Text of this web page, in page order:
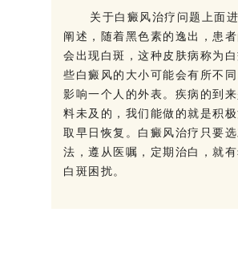
关于白癜风治疗问题上面进
阐述，随着黑色素的逸出，患
会出现白斑，这种皮肤病称为
些白癜风的大小可能会有所不
影响一个人的外表。疾病的到
料未及的，我们能做的就是积
取早日恢复。白癜风治疗只要
法，遵从医嘱，定期治白，就
白斑困扰。